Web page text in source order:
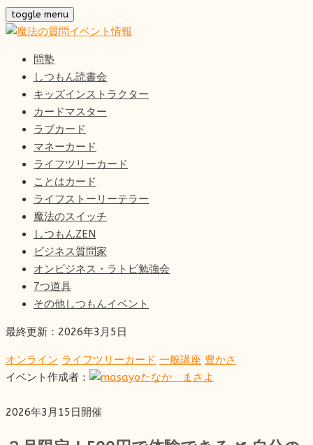
Skip
to
toggle menu
問塾
しつもん読書会
キッズインストラクター
カードマスター
ラブカード
マネーカード
ライフツリーカード
ことはカード
ライフストーリーテラー
魔法のスイッチ
しつもんZEN
ビジネス質問家
オンビジネス・ラトビ勉強会
7つ道具
その他しつもんイベント
最終更新：2026年3月5日
オンライン ライフツリーカード 一般講座 豊かさ
イベント作成者：
たなか まさよ
2026年3月15日開催